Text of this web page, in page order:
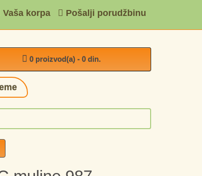
Vaša korpa Pošalji porudžbinu
0 proizvod(a) - 0 din.